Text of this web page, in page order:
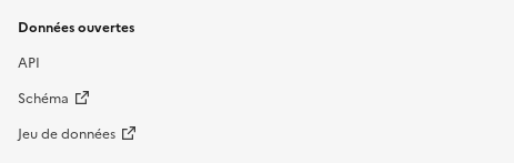
Données ouvertes
API
Schéma
Jeu de données